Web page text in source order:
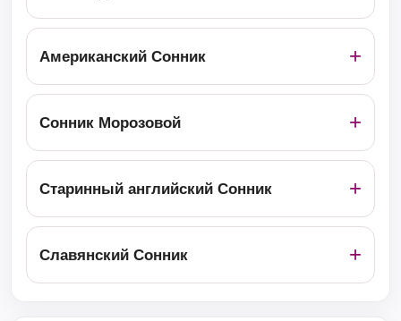
Американский Сонник
Сонник Морозовой
Старинный английский Сонник
Славянский Сонник